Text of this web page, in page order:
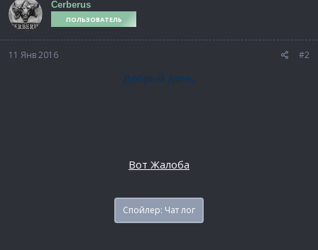
Cerberus
ПОЛЬЗОВАТЕЛЬ
11 Янв 2016 #2
Добрый день.
Вот Жалоба
Спойлер: Чат лог